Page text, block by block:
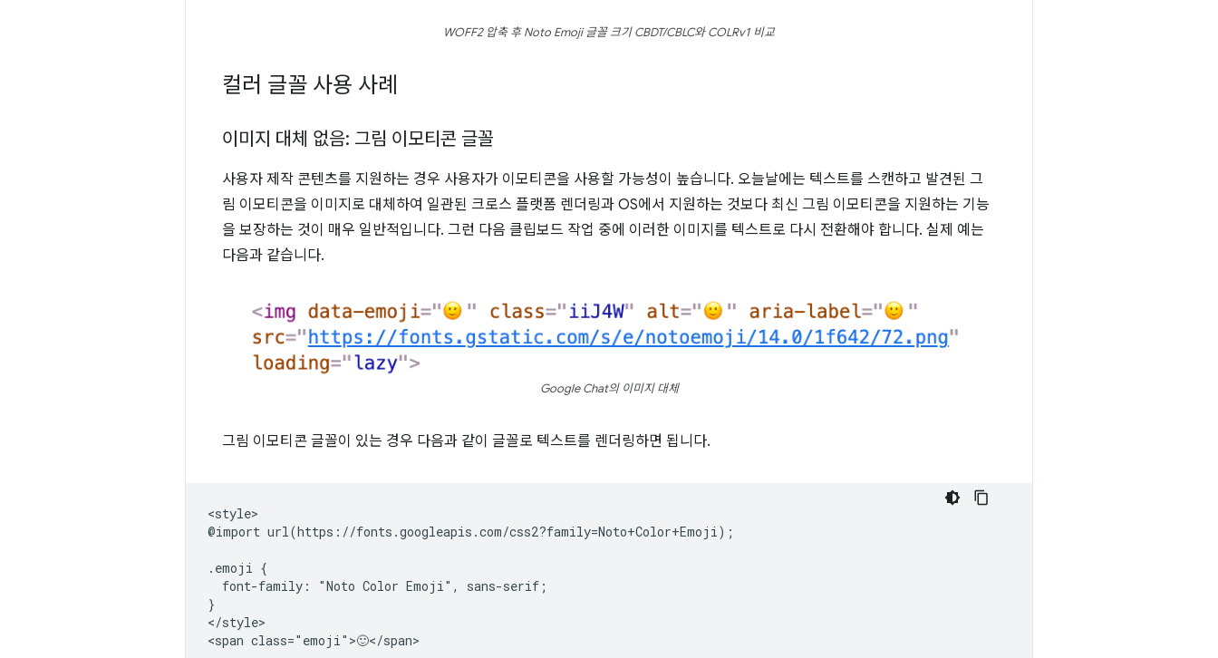
WOFF2 압축 후 Noto Emoji 글꼴 크기 CBDT/CBLC와 COLRv1 비교
컬러 글꼴 사용 사례
이미지 대체 없음: 그림 이모티콘 글꼴
사용자 제작 콘텐츠를 지원하는 경우 사용자가 이모티콘을 사용할 가능성이 높습니다. 오늘날에는 텍스트를 스캔하고 발견된 그
림 이모티콘을 이미지로 대체하여 일관된 크로스 플랫폼 렌더링과 OS에서 지원하는 것보다 최신 그림 이모티콘을 지원하는 기능
을 보장하는 것이 매우 일반적입니다. 그런 다음 클립보드 작업 중에 이러한 이미지를 텍스트로 다시 전환해야 합니다. 실제 예는
다음과 같습니다.
Google Chat의 이미지 대체
그림 이모티콘 글꼴이 있는 경우 다음과 같이 글꼴로 텍스트를 렌더링하면 됩니다.
<style>
@import url(https://fonts.googleapis.com/css2?family=Noto+Color+Emoji);
.emoji {
  font-family: "Noto Color Emoji", sans-serif;
}
</style>